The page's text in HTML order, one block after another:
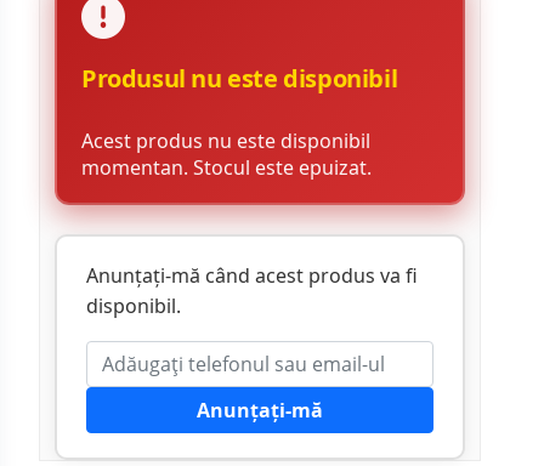
Produsul nu este disponibil
Acest produs nu este disponibil
momentan. Stocul este epuizat.
Anunțați-mă când acest produs va fi
disponibil.
Anunțați-mă